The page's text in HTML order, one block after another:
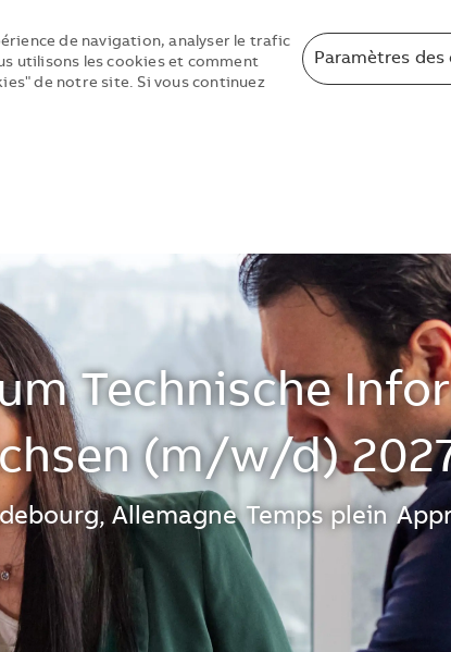
de navigation, analyser le trafic
utilisons les cookies et comment
de notre site. Si vous continuez
Paramètres des
Technische
(m/w/d)
Allemagne Temps plein